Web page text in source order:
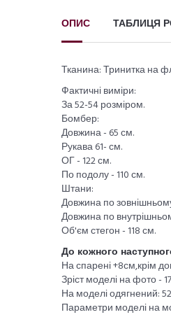
ОПИС ТАБЛИЦЯ
Тканина: Тринитка на
Фактичні виміри:
За 52-54 розміром.
Бомбер:
Довжина - 65 см.
Рукава 61- см.
ОГ - 122 см.
По подолу - 110 см.
Штани:
Довжина по
Довжина по
Об'єм стегон - 118 см.
До кожного
На спарені +8см,крім
Зріст моделі на фото -
На моделі одягнений:
Параметри моделі на